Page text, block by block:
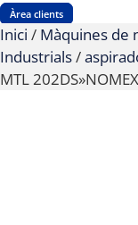
Àrea clients
Inici / Màquines de
Industrials/
MTL